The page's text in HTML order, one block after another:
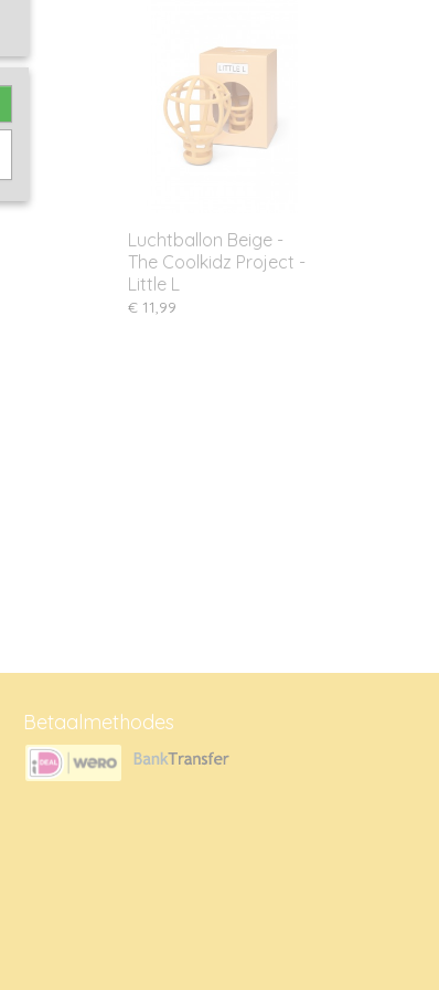
Luchtballon Beige -
The Coolkidz Project -
Little L
€ 11,99
Betaalmethodes